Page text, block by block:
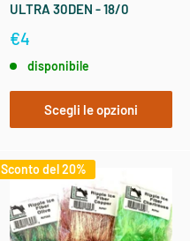
ULTRA 30DEN - 18/0
€4
disponibile
Scegli le opzioni
Sconto del 20%